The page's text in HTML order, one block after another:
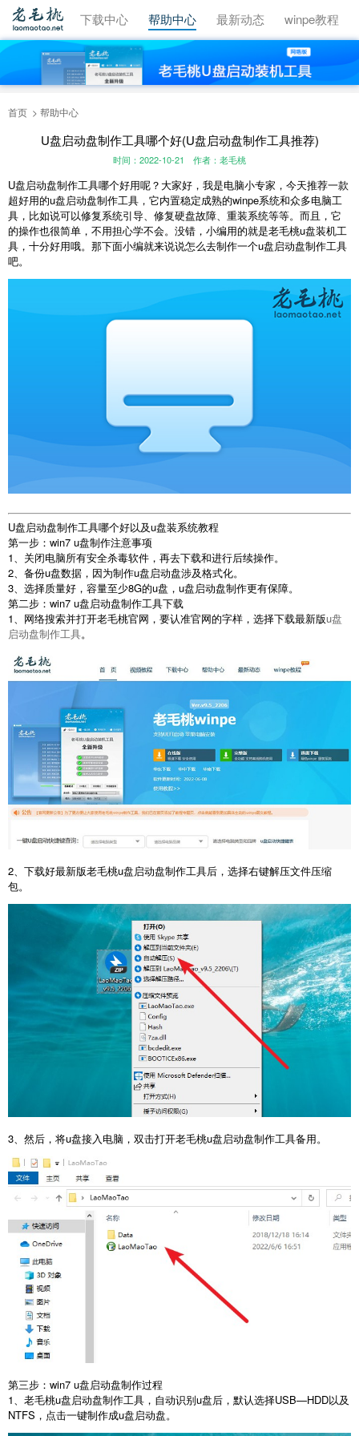
视频教程 下载中心 帮助中心 最新动态 winpe教程
首页 帮助中心
U盘启动盘制作工具哪个好(U盘启动盘制作工具推荐)
时间：2022-10-21 作者：老毛桃
U盘启动盘制作工具哪个好用呢？大家好，我是电脑小专家，今天推荐一款
超好用的u盘启动盘制作工具，它内置稳定成熟的winpe系统和众多电脑工
具，比如说可以修复系统引导、修复硬盘故障、重装系统等等。而且，它
的操作也很简单，不用担心学不会。没错，小编用的就是老毛桃u盘装机工
具，十分好用哦。那下面小编就来说说怎么去制作一个u盘启动盘制作工具
吧。
U盘启动盘制作工具哪个好以及u盘装系统教程
第一步：win7 u盘制作注意事项
1、关闭电脑所有安全杀毒软件，再去下载和进行后续操作。
2、备份u盘数据，因为制作u盘启动盘涉及格式化。
3、选择质量好，容量至少8G的u盘，u盘启动盘制作更有保障。
第二步：win7 u盘启动盘制作工具下载
1、网络搜索并打开老毛桃官网，要认准官网的字样，选择下载最新版u盘
启动盘制作工具。
2、下载好最新版老毛桃u盘启动盘制作工具后，选择右键解压文件压缩
包。
3、然后，将u盘接入电脑，双击打开老毛桃u盘启动盘制作工具备用。
第三步：win7 u盘启动盘制作过程
1、老毛桃u盘启动盘制作工具，自动识别u盘后，默认选择USB—HDD以及
NTFS，点击一键制作成u盘启动盘。